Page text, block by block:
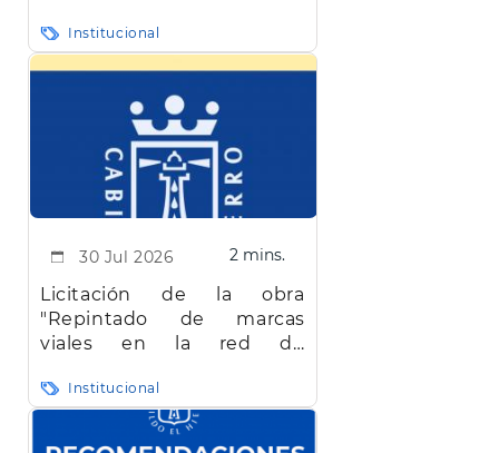
Institucional
30 Jul 2026 2 mins.
Licitación de la obra
"Repintado de marcas
viales en la red de
Hierro"
Institucional